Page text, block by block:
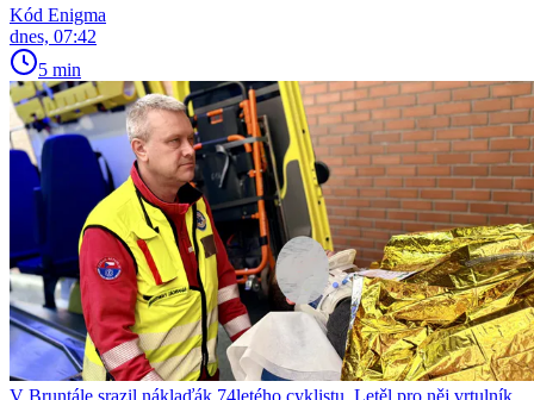
Kód Enigma
dnes, 07:42
5 min
V Bruntále srazil náklaďák 74letého cyklistu. Letěl pro něj vrtulník